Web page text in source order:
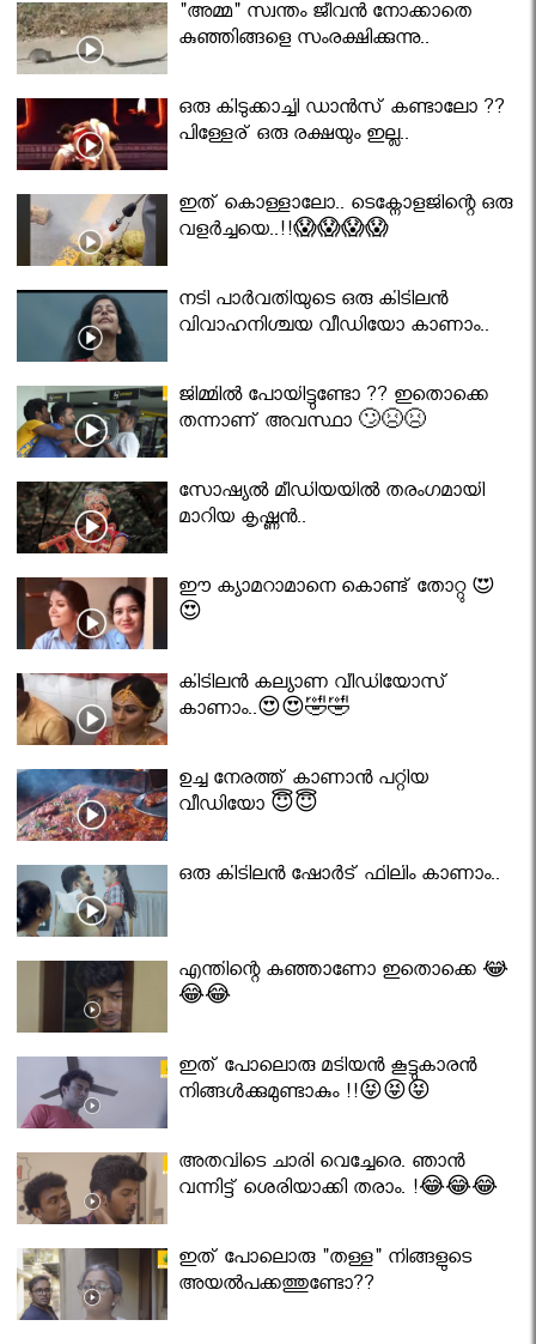
"അമ്മ" സ്വന്തം ജീവൻ നോക്കാതെ
കുഞ്ഞിങ്ങളെ സംരക്ഷിക്കുന്നു..
ഒരു കിടുക്കാച്ചി ഡാൻസ് കണ്ടാലോ ??
പിള്ളേര് ഒരു രക്ഷയും ഇല്ല..
ഇത് കൊള്ളാലോ.. ടെക്നോളജിന്റെ ഒരു
വളർച്ചയെ..!!😱😱😱😱
നടി പാർവതിയുടെ ഒരു കിടിലൻ
വിവാഹനിശ്ചയ വീഡിയോ കാണാം..
ജിമ്മിൽ പോയിട്ടുണ്ടോ ?? ഇതൊക്കെ
തന്നാണ് അവസ്ഥാ 🙄😣😣
സോഷ്യൽ മീഡിയയിൽ തരംഗമായി
മാറിയ കൃഷ്ണൻ..
ഈ ക്യാമറാമാനെ കൊണ്ട് തോറ്റു 😍
😍
കിടിലൻ കല്യാണ വീഡിയോസ്
കാണാം..😍😍🤣🤣
ഉച്ച നേരത്ത് കാണാൻ പറ്റിയ
വീഡിയോ 😇😇
ഒരു കിടിലൻ ഷോർട് ഫിലിം കാണാം..
എന്തിന്റെ കുഞ്ഞാണോ ഇതൊക്കെ 😂
😂😂
ഇത് പോലൊരു മടിയൻ കൂട്ടുകാരൻ
നിങ്ങൾക്കുമുണ്ടാകും !!😝😝😝
അതവിടെ ചാരി വെച്ചേരെ. ഞാൻ
വന്നിട്ട് ശെരിയാക്കി തരാം. !😂😂😂
ഇത് പോലൊരു "തള്ള" നിങ്ങളുടെ
അയല്‍പക്കത്തുണ്ടോ??